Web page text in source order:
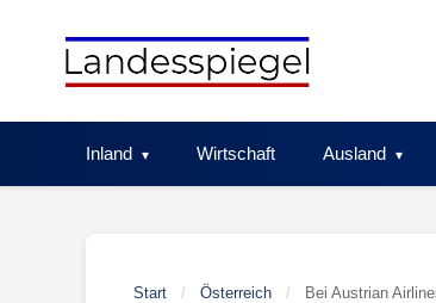
Inland Wirtschaft Ausland
Start / Österreich / Bei Austrian